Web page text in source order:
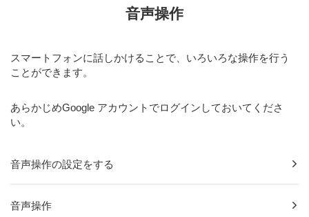
音声操作
スマートフォンに話しかけることで、いろいろな操作を行う
ことができます。
あらかじめGoogle アカウントでログインしておいてくださ
い。
音声操作の設定をする
音声操作